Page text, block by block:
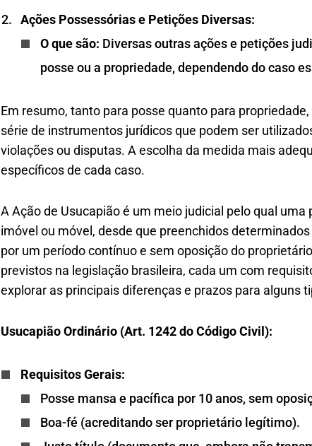
Ações Possessórias e Petições Diversas:
O que são: Diversas outras ações e petições
posse ou a propriedade, dependendo do caso
Em resumo, tanto para posse quanto para
série de instrumentos jurídicos que podem ser
violações ou disputas. A escolha da medida mais
específicos de cada caso.
A Ação de Usucapião é um meio judicial pelo qual
imóvel ou móvel, desde que preenchidos
por um período contínuo e sem oposição do
previstos na legislação brasileira, cada um com
explorar as principais diferenças e prazos para alguns
Usucapião Ordinário (Art. 1242 do Código Civil):
Requisitos Gerais:
Posse mansa e pacífica por 10 anos, sem
Boa-fé (acreditando ser proprietário legítimo).